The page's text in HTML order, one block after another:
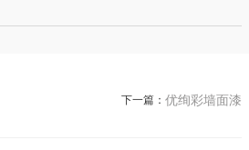
下一篇： 优绚彩墙面漆